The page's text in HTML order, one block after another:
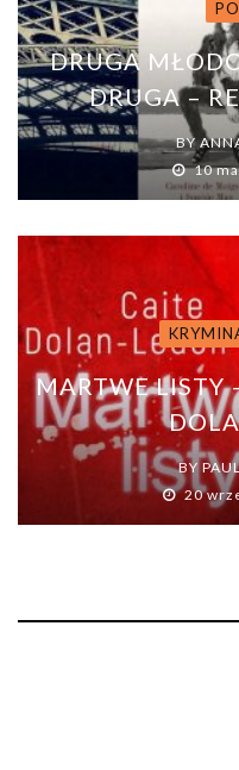
DRUGA
DRUGA –
BY
10
MARTWE LISTY
BY
20